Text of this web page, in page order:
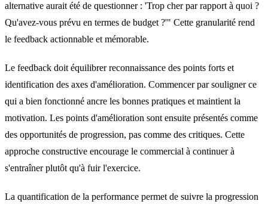
alternative aurait été de questionner : 'Trop cher par rapport à quoi ?
Qu'avez-vous prévu en termes de budget ?'" Cette granularité rend
le feedback actionnable et mémorable.
Le feedback doit équilibrer reconnaissance des points forts et
identification des axes d'amélioration. Commencer par souligner ce
qui a bien fonctionné ancre les bonnes pratiques et maintient la
motivation. Les points d'amélioration sont ensuite présentés comme
des opportunités de progression, pas comme des critiques. Cette
approche constructive encourage le commercial à continuer à
s'entraîner plutôt qu'à fuir l'exercice.
La quantification de la performance permet de suivre la progression